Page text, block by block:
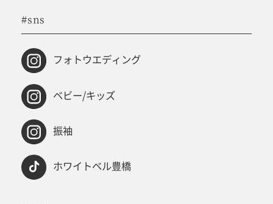
#sns
フォトウエディング
ベビー/キッズ
振袖
ホワイトベル豊橋